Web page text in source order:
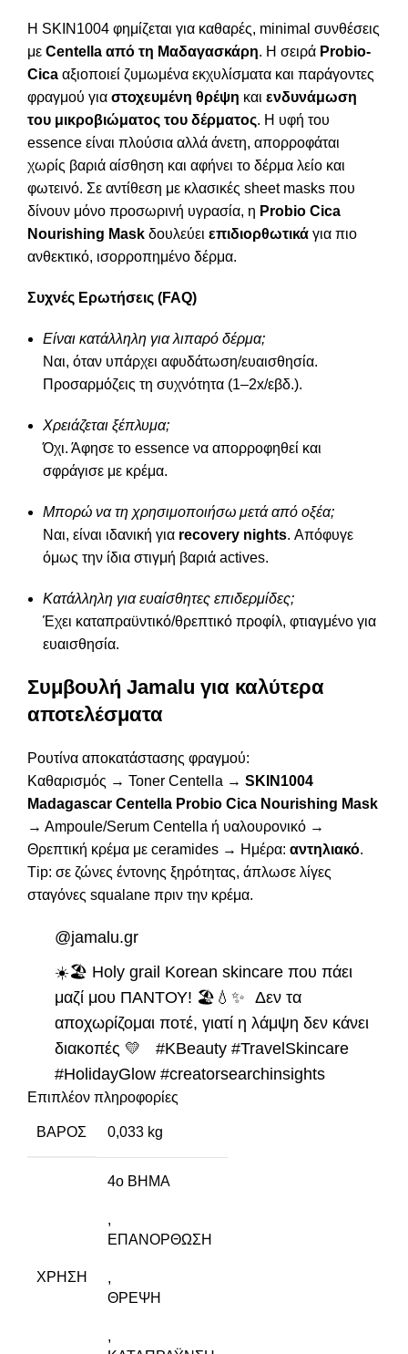
Η SKIN1004 φημίζεται για καθαρές, minimal συνθέσεις
με Centella από τη Μαδαγασκάρη. Η σειρά Probio-
Cica αξιοποιεί ζυμωμένα εκχυλίσματα και παράγοντες
φραγμού για στοχευμένη θρέψη και ενδυνάμωση
του μικροβιώματος του δέρματος. Η υφή του
essence είναι πλούσια αλλά άνετη, απορροφάται
χωρίς βαριά αίσθηση και αφήνει το δέρμα λείο και
φωτεινό. Σε αντίθεση με κλασικές sheet masks που
δίνουν μόνο προσωρινή υγρασία, η Probio Cica
Nourishing Mask δουλεύει επιδιορθωτικά για πιο
ανθεκτικό, ισορροπημένο δέρμα.
Συχνές Ερωτήσεις (FAQ)
Είναι κατάλληλη για λιπαρό δέρμα;
Ναι, όταν υπάρχει αφυδάτωση/ευαισθησία.
Προσαρμόζεις τη συχνότητα (1–2x/εβδ.).
Χρειάζεται ξέπλυμα;
Όχι. Άφησε το essence να απορροφηθεί και
σφράγισε με κρέμα.
Μπορώ να τη χρησιμοποιήσω μετά από οξέα;
Ναι, είναι ιδανική για recovery nights. Απόφυγε
όμως την ίδια στιγμή βαριά actives.
Κατάλληλη για ευαίσθητες επιδερμίδες;
Έχει καταπραϋντικό/θρεπτικό προφίλ, φτιαγμένο για
ευαισθησία.
Συμβουλή Jamalu για καλύτερα
αποτελέσματα
Ρουτίνα αποκατάστασης φραγμού:
Καθαρισμός → Toner Centella → SKIN1004
Madagascar Centella Probio Cica Nourishing Mask
→ Ampoule/Serum Centella ή υαλουρονικό →
Θρεπτική κρέμα με ceramides → Ημέρα: αντηλιακό.
Τip: σε ζώνες έντονης ξηρότητας, άπλωσε λίγες
σταγόνες squalane πριν την κρέμα.
@jamalu.gr
☀️🏖️ Holy grail Korean skincare που πάει
μαζί μου ΠΑΝΤΟΥ! 🏖️💧✨ Δεν τα
αποχωρίζομαι ποτέ, γιατί η λάμψη δεν κάνει
διακοπές 💛 #KBeauty #TravelSkincare
#HolidayGlow #creatorsearchinsights
♬ I Forgot That You Existed – Taylor Swift
ενυδάτωση.
SKIN1004 Probio-Cica Intensive Ampoule
άμεση επανόρθωση της επιδερμίδας και ενίσχυση
Επιπλέον πληροφορίες
ΒΆΡΟΣ 0,033 kg
ΧΡΉΣΗ
4ο ΒΗΜΑ
,
ΕΠΑΝΟΡΘΩΣΗ
,
ΘΡΕΨΗ
,